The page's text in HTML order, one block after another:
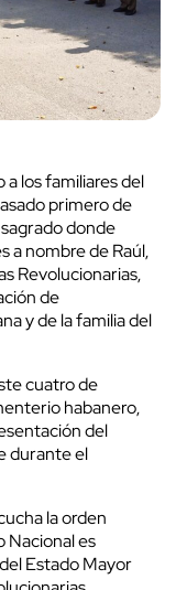
a los familiares del
primero de
donde
a nombre de Raúl,
Revolucionarias,
de
y de la familia del
cuatro de
habanero,
del
durante el
la orden
Nacional es
Estado Mayor